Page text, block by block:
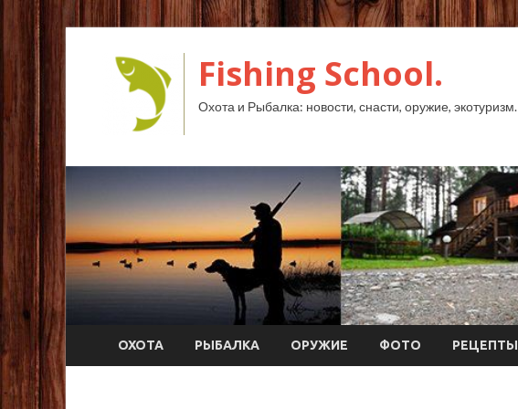
Fishing School.
Охота и Рыбалка: новости, снасти, оружие, экотуризм.
ОХОТА РЫБАЛКА ОРУЖИЕ ФОТО РЕЦЕПТЫ